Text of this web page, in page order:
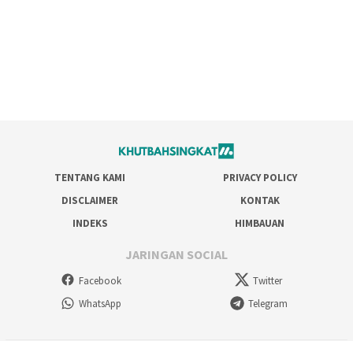
TENTANG KAMI
PRIVACY POLICY
DISCLAIMER
KONTAK
INDEKS
HIMBAUAN
JARINGAN SOCIAL
Facebook
Twitter
WhatsApp
Telegram